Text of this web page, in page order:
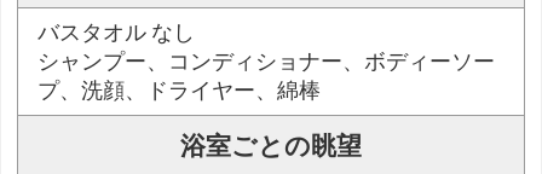
バスタオル なし
シャンプー、コンディショナー、ボディーソー
プ、洗顔、ドライヤー、綿棒
浴室ごとの眺望